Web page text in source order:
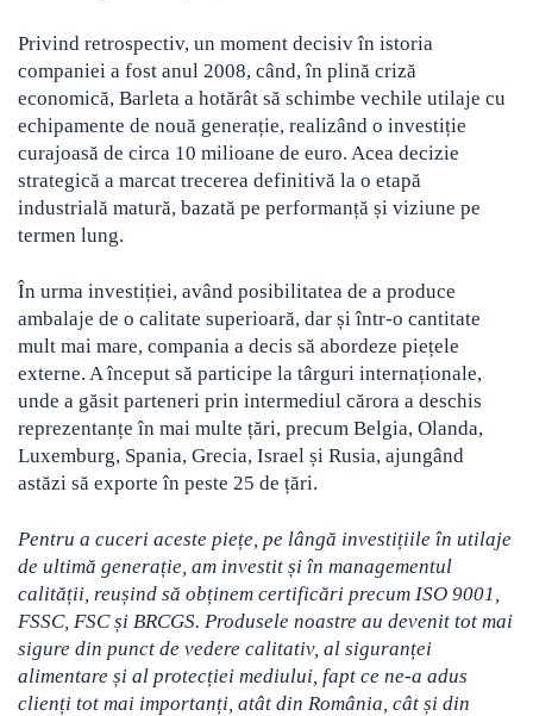
Privind retrospectiv, un moment decisiv în istoria
companiei a fost anul 2008, când, în plină criză
economică, Barleta a hotărât să schimbe vechile utilaje cu
echipamente de nouă generație, realizând o investiție
curajoasă de circa 10 milioane de euro. Acea decizie
strategică a marcat trecerea definitivă la o etapă
industrială matură, bazată pe performanță și viziune pe
termen lung.
În urma investiției, având posibilitatea de a produce
ambalaje de o calitate superioară, dar și într-o cantitate
mult mai mare, compania a decis să abordeze piețele
externe. A început să participe la târguri internaționale,
unde a găsit parteneri prin intermediul cărora a deschis
reprezentanțe în mai multe țări, precum Belgia, Olanda,
Luxemburg, Spania, Grecia, Israel și Rusia, ajungând
astăzi să exporte în peste 25 de țări.
Pentru a cuceri aceste piețe, pe lângă investițiile în utilaje
de ultimă generație, am investit și în managementul
calității, reușind să obținem certificări precum ISO 9001,
FSSC, FSC și BRCGS. Produsele noastre au devenit tot mai
sigure din punct de vedere calitativ, al siguranței
alimentare și al protecției mediului, fapt ce ne-a adus
clienți tot mai importanți, atât din România, cât și din